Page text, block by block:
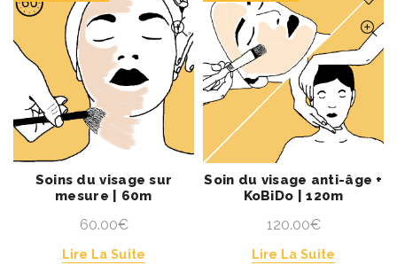
Soins du visage sur
mesure | 60m
60.00€
Lire La Suite
Soin du visage anti-âge +
KoBiDo | 120m
120.00€
Lire La Suite